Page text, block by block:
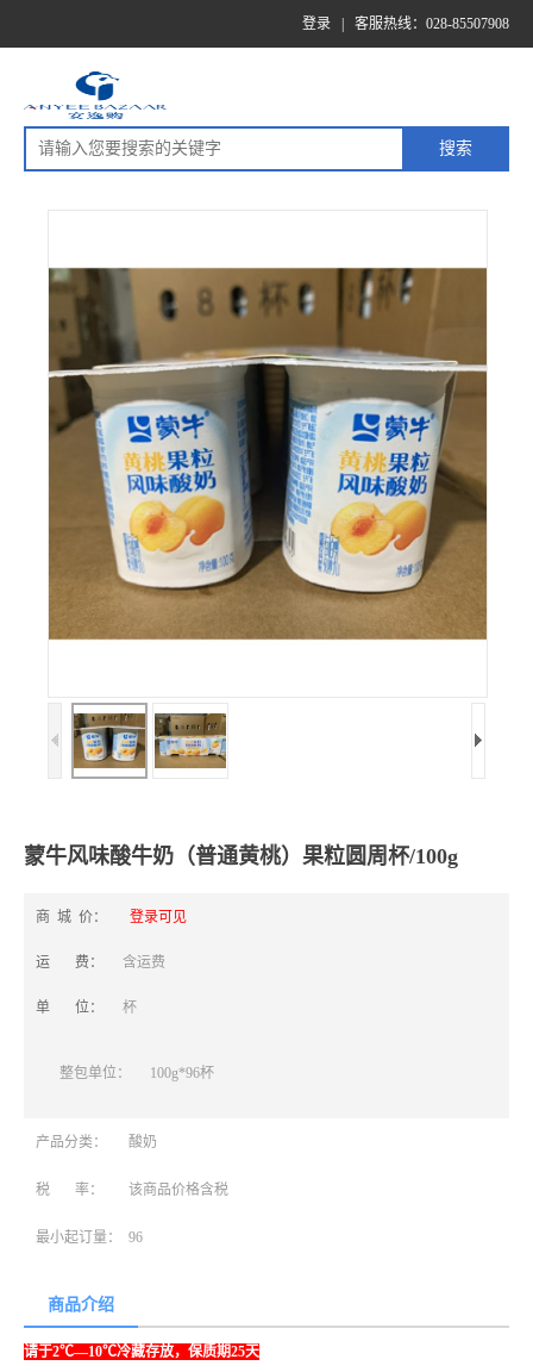
登录 客服热线：028-85507908
蒙牛风味酸牛奶（普通黄桃）果粒圆周杯/100g
商 城 价： 登录可见
运 费： 含运费
单 位： 杯
整包单位： 100g*96杯
产品分类： 酸奶
税 率： 该商品价格含税
最小起订量： 96
商品介绍
请于2℃—10℃冷藏存放，保质期25天